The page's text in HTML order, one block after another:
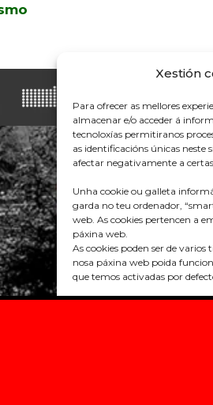
Xestión
Para ofrecer as mellores
almacenar e/o acceder á
tecnoloxías permitiranos
as identificacións únicas
afectar negativamente a
Unha cookie ou galleta
garda no teu ordenador,
web. As cookies pertencen a
páxina web.
As cookies poden ser de varios
nosa páxina web poida
que temos activadas por